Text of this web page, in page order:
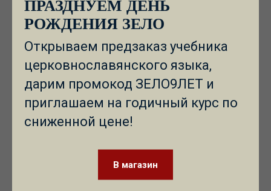
ПРАЗДНУЕМ ДЕНЬ
РОЖДЕНИЯ ЗЕЛО
Открываем предзаказ учебника
церковнославянского языка,
дарим промокод ЗЕЛО9ЛЕТ и
приглашаем на годичный курс по
сниженной цене!
В магазин